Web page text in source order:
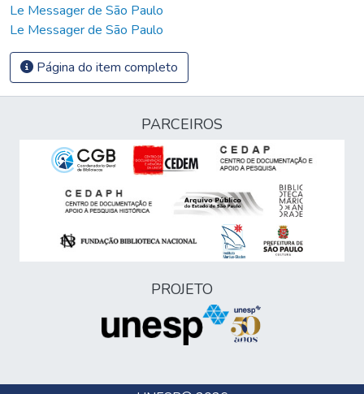
Le Messager de São Paulo
Le Messager de São Paulo
Página do item completo
PARCEIROS
PROJETO